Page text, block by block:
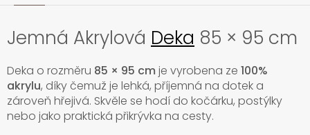
Jemná Akrylová Deka 85 × 95 cm
Deka o rozměru 85 × 95 cm je vyrobena ze 100%
akrylu, díky čemuž je lehká, příjemná na dotek a
zároveň hřejivá. Skvěle se hodí do kočárku, postýlky
nebo jako praktická přikrývka na cesty.